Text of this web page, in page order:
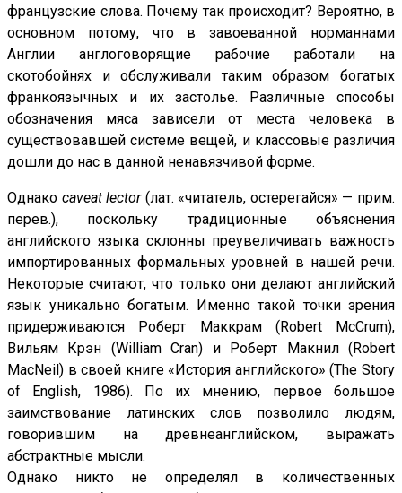
французские слова. Почему так происходит? Вероятно, в
основном потому, что в завоеванной норманнами
Англии англоговорящие рабочие работали на
скотобойнях и обслуживали таким образом богатых
франкоязычных и их застолье. Различные способы
обозначения мяса зависели от места человека в
существовавшей системе вещей, и классовые различия
дошли до нас в данной ненавязчивой форме.
Однако caveat lector(лат. «читатель, остерегайся» — прим.
перев.), поскольку традиционные объяснения
английского языка склонны преувеличивать важность
импортированных формальных уровней в нашей речи.
Некоторые считают, что только они делают английский
язык уникально богатым. Именно такой точки зрения
придерживаются Роберт Маккрам (Robert McCrum),
Вильям Крэн (William Cran) и Роберт Макнил (Robert
MacNeil) в своей книге «История английского» (The Story
of English, 1986). По их мнению, первое большое
заимствование латинских слов позволило людям,
говорившим на древнеанглийском, выражать
абстрактные мысли.
Однако никто не определял в количественных